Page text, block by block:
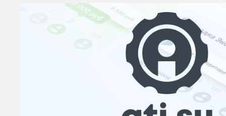
Таможня и ВЭД
грузовые
терминалы